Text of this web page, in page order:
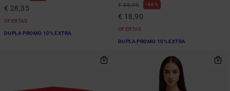
€ 28,35
OFERTAS
DUPLA PROMO 10% EXTRA
€ 35,00 46%
€ 18,90
OFERTAS
DUPLA PROMO 10% EXTRA